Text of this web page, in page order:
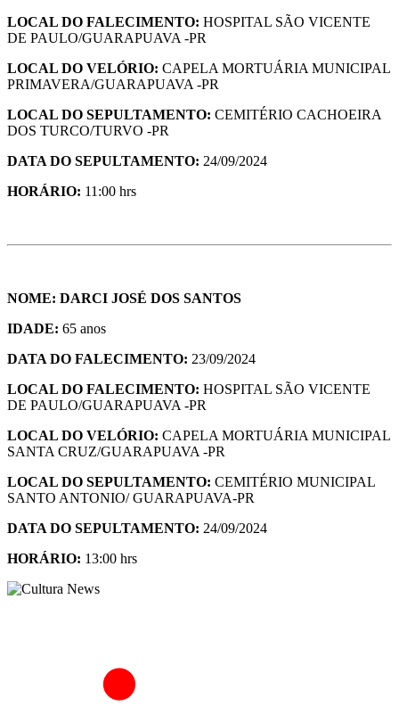
LOCAL DO FALECIMENTO: HOSPITAL SÃO VICENTE
DE PAULO/GUARAPUAVA -PR
LOCAL DO VELÓRIO: CAPELA MORTUÁRIA MUNICIPAL
PRIMAVERA/GUARAPUAVA -PR
LOCAL DO SEPULTAMENTO: CEMITÉRIO CACHOEIRA
DOS TURCO/TURVO -PR
DATA DO SEPULTAMENTO: 24/09/2024
HORÁRIO: 11:00 hrs
NOME: DARCI JOSÉ DOS SANTOS
IDADE: 65 anos
DATA DO FALECIMENTO: 23/09/2024
LOCAL DO FALECIMENTO: HOSPITAL SÃO VICENTE
DE PAULO/GUARAPUAVA -PR
LOCAL DO VELÓRIO: CAPELA MORTUÁRIA MUNICIPAL
SANTA CRUZ/GUARAPUAVA -PR
LOCAL DO SEPULTAMENTO: CEMITÉRIO MUNICIPAL
SANTO ANTONIO/ GUARAPUAVA-PR
DATA DO SEPULTAMENTO: 24/09/2024
HORÁRIO: 13:00 hrs